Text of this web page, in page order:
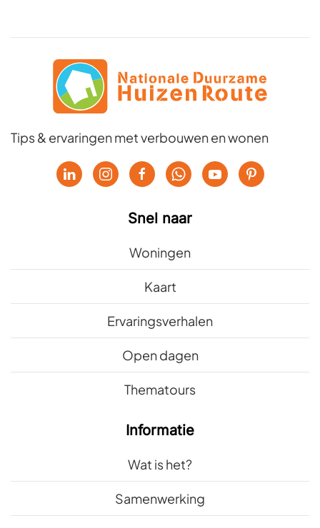
Tips & ervaringen met verbouwen en wonen
Snel naar
Woningen
Kaart
Ervaringsverhalen
Open dagen
Thematours
Informatie
Wat is het?
Samenwerking